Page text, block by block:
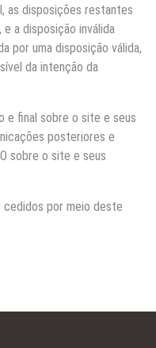
as disposições restantes
a disposição inválida
por uma disposição válida,
da intenção da
e final sobre o site e seus
posteriores e
sobre o site e seus
cedidos por meio deste